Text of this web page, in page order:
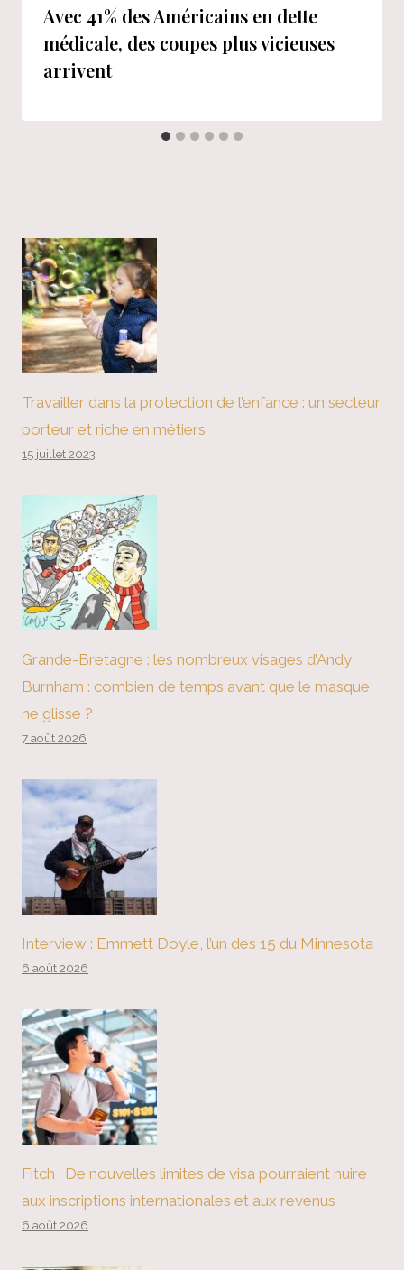
Avec 41% des Américains en dette
médicale, des coupes plus vicieuses
arrivent
Travailler dans la protection de l’enfance : un secteur
porteur et riche en métiers
15 juillet 2023
Grande-Bretagne : les nombreux visages d’Andy
Burnham : combien de temps avant que le masque
ne glisse ?
7 août 2026
Interview : Emmett Doyle, l’un des 15 du Minnesota
6 août 2026
Fitch : De nouvelles limites de visa pourraient nuire
aux inscriptions internationales et aux revenus
6 août 2026